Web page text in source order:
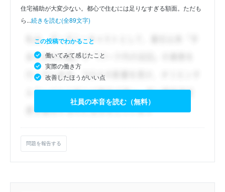
住宅補助が大変少ない。都心で住むには足りなすぎる額面。ただも
ら...続きを読む(全89文字)
この投稿でわかること
働いてみて感じたこと
実際の働き方
改善したほうがいい点
社員の本音を読む（無料）
問題を報告する